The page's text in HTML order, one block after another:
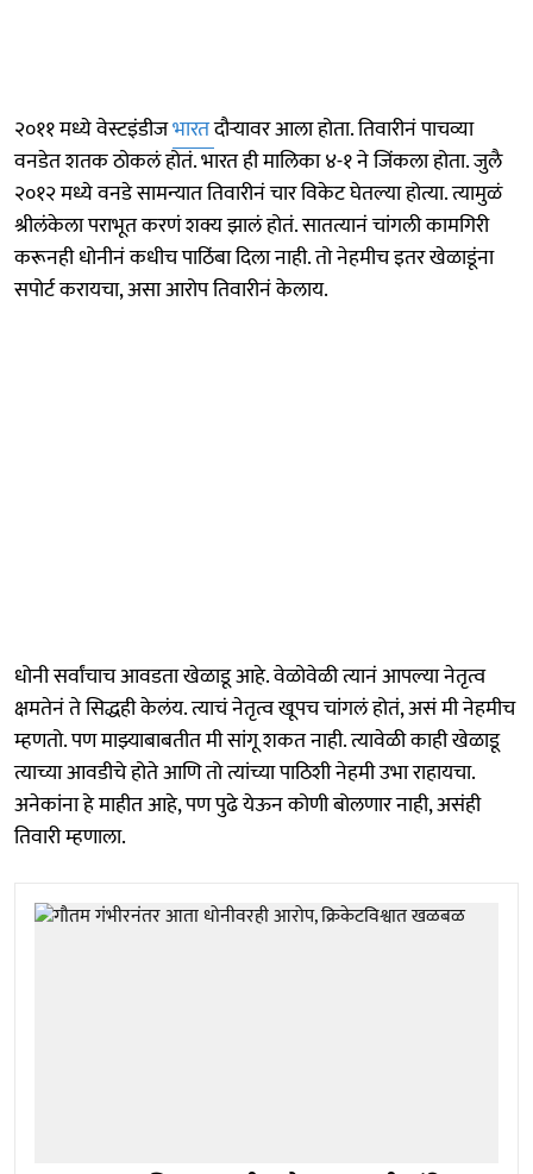
२०११ मध्ये वेस्टइंडीजभारतदौऱ्यावर आला होता. तिवारीनं पाचव्या
वनडेत शतक ठोकलं होतं. भारत ही मालिका ४-१ ने जिंकला होता. जुलै
२०१२ मध्ये वनडे सामन्यात तिवारीनं चार विकेट घेतल्या होत्या. त्यामुळं
श्रीलंकेला पराभूत करणं शक्य झालं होतं. सातत्यानं चांगली कामगिरी
करूनही धोनीनं कधीच पाठिंबा दिला नाही. तो नेहमीच इतर खेळाडूंना
सपोर्ट करायचा, असा आरोप तिवारीनं केलाय.
धोनी सर्वांचाच आवडता खेळाडू आहे. वेळोवेळी त्यानं आपल्या नेतृत्व
क्षमतेनं ते सिद्धही केलंय. त्याचं नेतृत्व खूपच चांगलं होतं, असं मी नेहमीच
म्हणतो. पण माझ्याबाबतीत मी सांगू शकत नाही. त्यावेळी काही खेळाडू
त्याच्या आवडीचे होते आणि तो त्यांच्या पाठिशी नेहमी उभा राहायचा.
अनेकांना हे माहीत आहे, पण पुढे येऊन कोणी बोलणार नाही, असंही
तिवारी म्हणाला.